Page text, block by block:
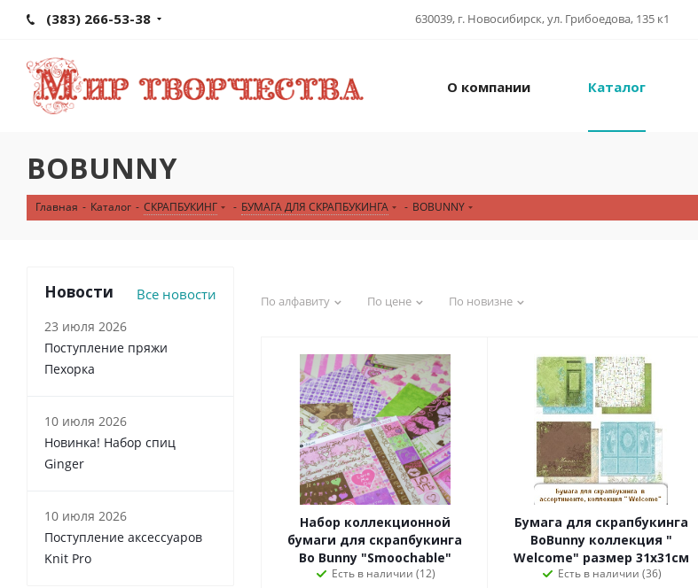
(383) 266-53-38 630039, г. Новосибирск, ул. Грибоедова, 135 к1
О компании Каталог
BOBUNNY
Главная - Каталог - СКРАПБУКИНГ - БУМАГА ДЛЯ СКРАПБУКИНГА - BOBUNNY
По алфавиту По цене По новизне
Набор коллекционной
бумаги для скрапбукинга
Bo Bunny "Smoochable"
Есть в наличии (12)
Бумага для скрапбукинга
BoBunny коллекция "
Welcome" размер 31х31см
Есть в наличии (36)
Новости Все новости
23 июля 2026
Поступление пряжи
Пехорка
10 июля 2026
Новинка! Набор спиц
Ginger
10 июля 2026
Поступление аксессуаров
Knit Pro